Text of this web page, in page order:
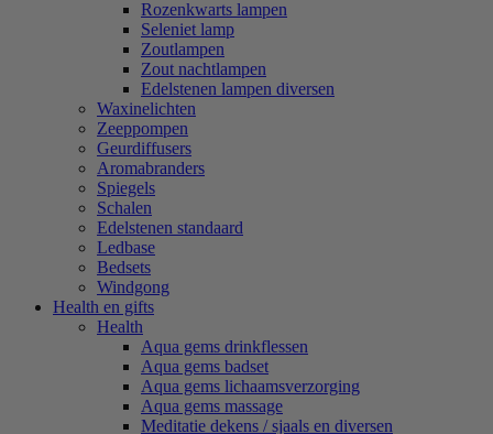
Rozenkwarts lampen
Seleniet lamp
Zoutlampen
Zout nachtlampen
Edelstenen lampen diversen
Waxinelichten
Zeeppompen
Geurdiffusers
Aromabranders
Spiegels
Schalen
Edelstenen standaard
Ledbase
Bedsets
Windgong
Health en gifts
Health
Aqua gems drinkflessen
Aqua gems badset
Aqua gems lichaamsverzorging
Aqua gems massage
Meditatie dekens / sjaals en diversen